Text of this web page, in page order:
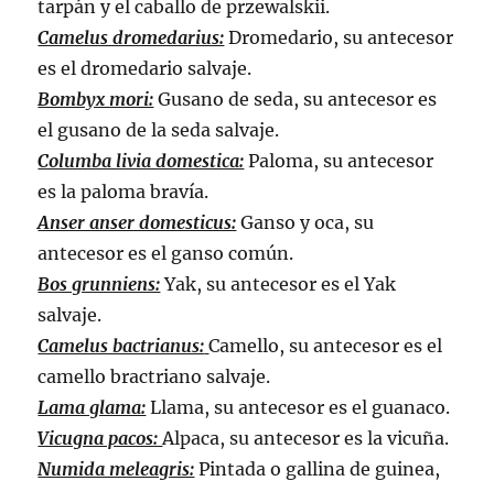
tarpán y el caballo de przewalskii.
Camelus dromedarius: Dromedario, su antecesor
es el dromedario salvaje.
Bombyx mori: Gusano de seda, su antecesor es
el gusano de la seda salvaje.
Columba livia domestica: Paloma, su antecesor
es la paloma bravía.
Anser anser domesticus: Ganso y oca, su
antecesor es el ganso común.
Bos grunniens: Yak, su antecesor es el Yak
salvaje.
Camelus bactrianus: Camello, su antecesor es el
camello bractriano salvaje.
Lama glama: Llama, su antecesor es el guanaco.
Vicugna pacos: Alpaca, su antecesor es la vicuña.
Numida meleagris: Pintada o gallina de guinea,